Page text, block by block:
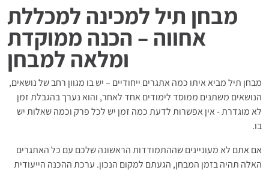
מבחן תיל למכינה למכללת
אחווה – הכנה ממוקדת
ומלאה למבחן
מבחן תיל מביא איתו כמה אתגרים ייחודיים – יש בו מגוון רחב של נושאים,
הנושאים משתנים ממוסד לימודים אחד לאחר, והוא נערך בהגבלת זמן
לא מוגדרת - אין אפשרות לדעת כמה זמן יש לכל פרק וכמה שאלות יש
בו.
אם אתם לא מעוניינים שההתמודדות הראשונה שלכם עם כל האתגרים
האלה תהיה בזמן המבחן, הגעתם למקום הנכון. ערכת ההכנה הייעודית